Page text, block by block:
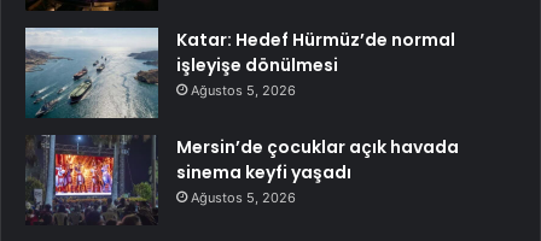
Katar: Hedef Hürmüz’de normal
işleyişe dönülmesi
Ağustos 5, 2026
Mersin’de çocuklar açık havada
sinema keyfi yaşadı
Ağustos 5, 2026